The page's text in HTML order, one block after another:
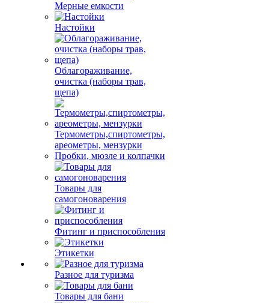
Мерные емкости
Настойки
Облагораживание,
очистка (наборы трав,
щепа)
Термометры,спиртометры,
ареометры, мензурки
Пробки, мюзле и колпачки
Товары для
самогоноварения
Фитинг и приспособления
Этикетки
Разное для туризма
Товары для бани